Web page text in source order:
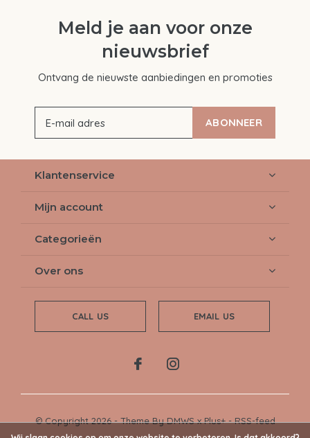
Meld je aan voor onze
nieuwsbrief
Ontvang de nieuwste aanbiedingen en promoties
ABONNEER
Klantenservice
Mijn account
Categorieën
Over ons
CALL US EMAIL US
© Copyright2026- Theme ByDMWSxPlus+-RSS-feed